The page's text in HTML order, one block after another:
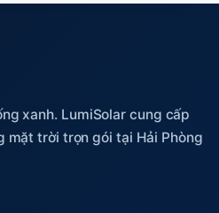
xanh. LumiSolar cung cấp
mặt trời trọn gói tại Hải Phòng